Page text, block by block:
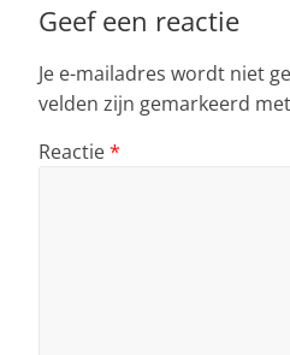
Geef een reactie
Je e-mailadres wordt niet
velden zijn gemarkeerd met
Reactie*